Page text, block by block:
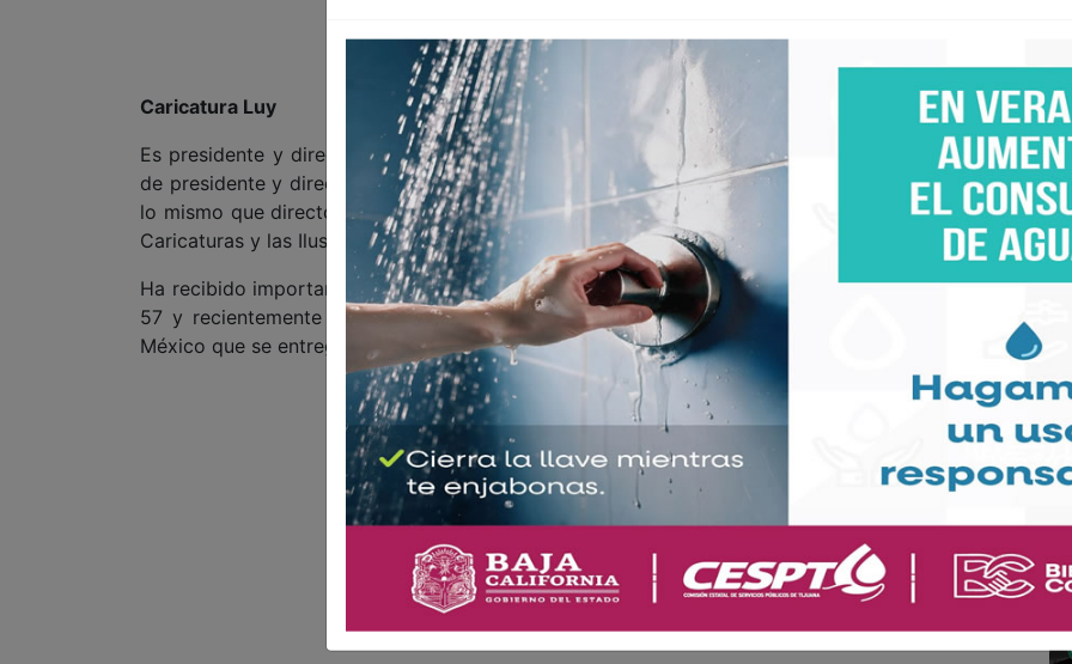
Caricatura Luy
Es presidente y director general de la Agencia Internacional de Humor Gráfico “Luxa”, además
de presidente y director general de la Agencia Mexicana de Caricaturistas y Dibujantes “Cardi”,
lo mismo que director general de la Agencia Internacional “Dirección General del Mundo de las
Caricaturas y las Ilustraciones a nivel mundial” de Nueva York.
Ha recibido importantes premios y reconocimientos en varios países del mundo, que ya suman
57 y recientemente obtuvo otro Premio Nacional de Periodismo del Club de Periodistas de
México que se entregó este 16 de marzo de 2016.